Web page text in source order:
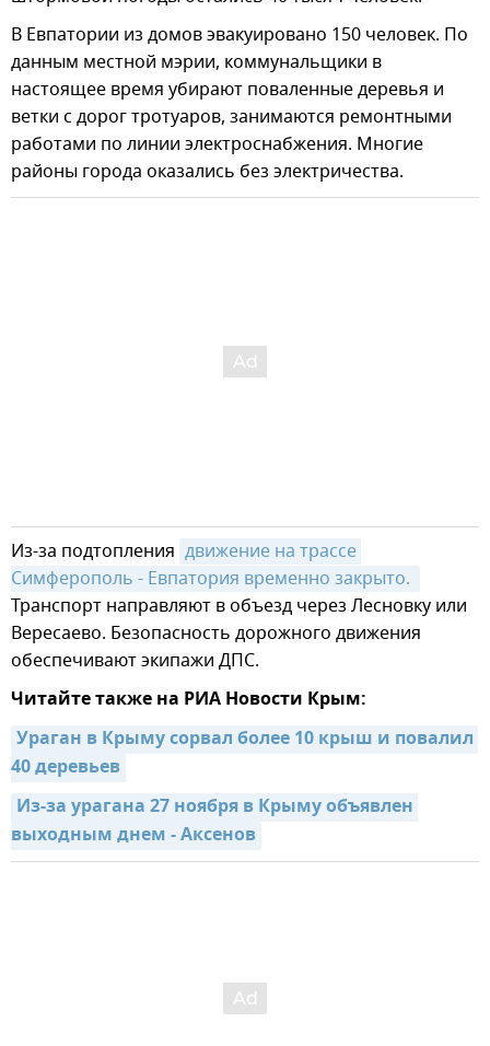
В Евпатории из домов эвакуировано 150 человек. По
данным местной мэрии, коммунальщики в
настоящее время убирают поваленные деревья и
ветки с дорог тротуаров, занимаются ремонтными
работами по линии электроснабжения. Многие
районы города оказались без электричества.
Из-за подтопления движение на трассе
Транспорт направляют в объезд через Лесновку или
Вересаево. Безопасность дорожного движения
обеспечивают экипажи ДПС.
Читайте также на РИА Новости Крым:
Ураган в Крыму сорвал более 10 крыш и повалил
40 деревьев
Из-за урагана 27 ноября в Крыму объявлен
выходным днем - Аксенов